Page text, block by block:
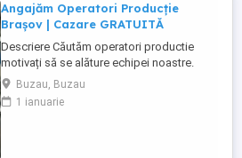
Angajăm Operatori Producție
Brașov | Cazare GRATUITĂ
Descriere Căutăm operatori productie
motivați să se alăture echipei noastre.
Experiența în domeniu reprezintă un
avantaj. Oferim: Pachet salarial intre 4000-
6000 Ron Cazare GRATUITĂ în
Buzau, Buzau
1 ianuarie